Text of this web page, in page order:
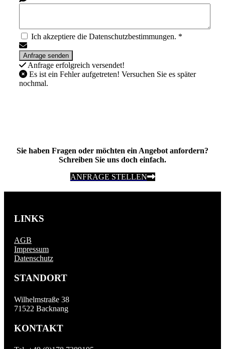
Ich akzeptiere die Datenschutzbestimmungen. *
Anfrage erfolgreich versendet!
Es ist ein Fehler aufgetreten! Versuchen Sie es später
nochmal.
Sie haben Fragen oder möchten ein Angebot anfordern?
Schreiben Sie uns doch einfach.
ANFRAGE STELLEN
LINKS
AGB
Impressum
Datenschutz
STANDORT
Wilhelmstraße 38
71522 Backnang
KONTAKT